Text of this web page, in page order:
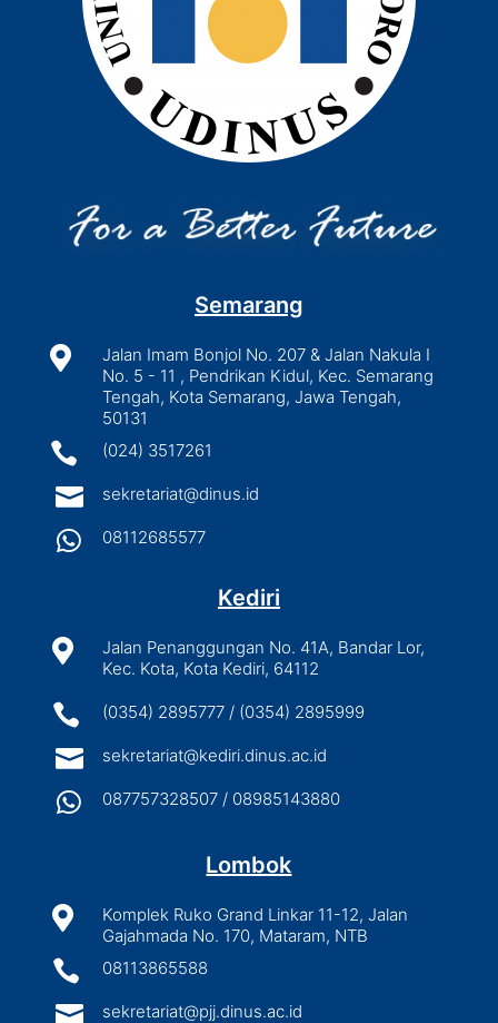
Semarang

Jalan Imam Bonjol No. 207 & Jalan Nakula I
No. 5 - 11 , Pendrikan Kidul, Kec. Semarang
Tengah, Kota Semarang, Jawa Tengah,
50131
 (024) 3517261
 sekretariat@dinus.id
 08112685577
Kediri

Jalan Penanggungan No. 41A, Bandar Lor,
Kec. Kota, Kota Kediri, 64112
 (0354) 2895777 / (0354) 2895999
 sekretariat@kediri.dinus.ac.id
 087757328507 / 08985143880
Lombok

Komplek Ruko Grand Linkar 11-12, Jalan
Gajahmada No. 170, Mataram, NTB
 08113865588
 sekretariat@pjj.dinus.ac.id